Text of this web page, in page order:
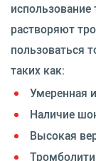
растворяют
пользоваться
таких как:
Умеренная
Наличие
Высокая